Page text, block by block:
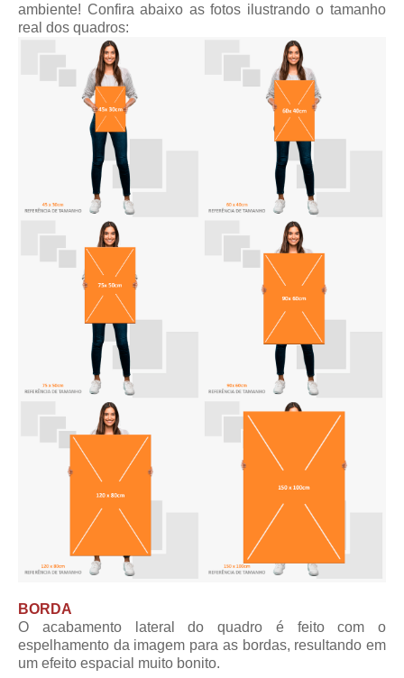
ambiente! Confira abaixo as fotos ilustrando o tamanho
real dos quadros:
BORDA
O acabamento lateral do quadro é feito com o
espelhamento da imagem para as bordas, resultando em
um efeito espacial muito bonito.